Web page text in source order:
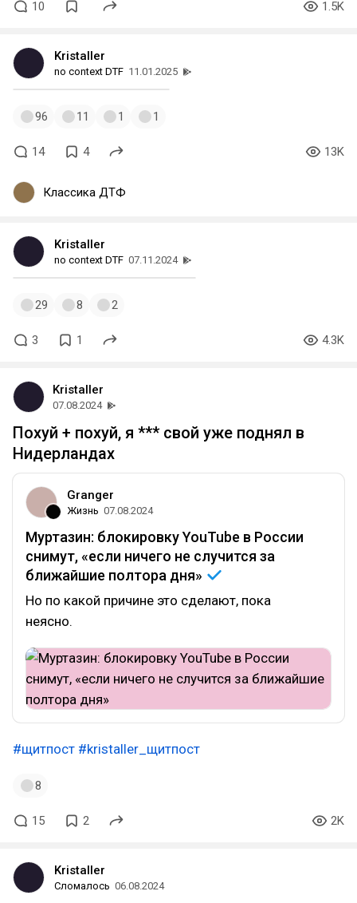
10 1.5K
Kristaller
no context DTF 11.01.2025
96 11 1 1
14 4 13K
Классика ДТФ
Kristaller
no context DTF 07.11.2024
29 8 2
3 1 4.3K
Kristaller
07.08.2024
Похуй + похуй, я *** свой уже поднял в
Нидерландах
Granger
Жизнь 07.08.2024
Муртазин: блокировку YouTube в России
снимут, «если ничего не случится за
ближайшие полтора дня»
Но по какой причине это сделают, пока
неясно.
#щитпост #kristaller_щитпост
8
15 2 2K
Kristaller
Сломалось 06.08.2024